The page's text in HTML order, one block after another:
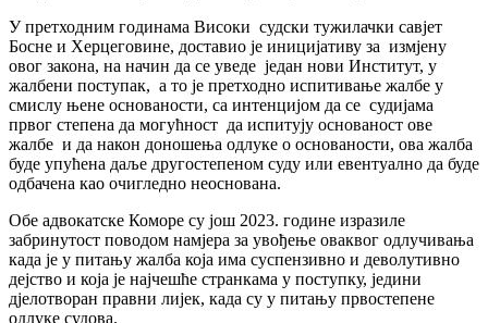
У претходним годинама Високи судски тужилачки савјет
Босне и Херцеговине, доставио је иницијативу за измјену
овог закона, на начин да се уведе један нови Институт, у
жалбени поступак, а то је претходно испитивање жалбе у
смислу њене основаности, са интенцијом да се судијама
првог степена да могућност да испитују основаност ове
жалбе и да након доношења одлуке о основаности, ова жалба
буде упућена даље другостепеном суду или евентуално да буде
одбачена као очигледно неоснована.
Обе адвокатске Коморе су још 2023. године изразиле
забринутост поводом намјера за увођење оваквог одлучивања
када је у питању жалба која има суспензивно и деволутивно
дејство и која је најчешће странкама у поступку, једини
дјелотворан правни лијек, када су у питању првостепене
одлуке судова.